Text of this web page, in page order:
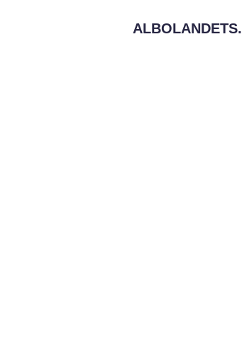
ALBOLANDETS.